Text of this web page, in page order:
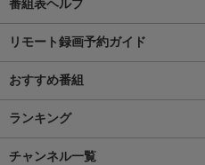
番組表ヘルプ
リモート録画予約ガイド
おすすめ番組
ランキング
チャンネル一覧